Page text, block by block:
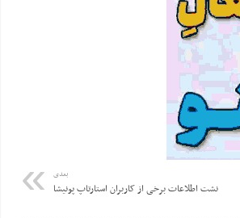
بعدی
نشت اطلاعات برخی از کاربران استارتاپ پونیشا